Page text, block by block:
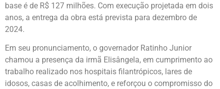
base é de R$ 127 milhões. Com execução projetada em dois
anos, a entrega da obra está prevista para dezembro de
2024.
Em seu pronunciamento, o governador Ratinho Junior
chamou a presença da irmã Elisângela, em cumprimento ao
trabalho realizado nos hospitais filantrópicos, lares de
idosos, casas de acolhimento, e reforçou o compromisso do